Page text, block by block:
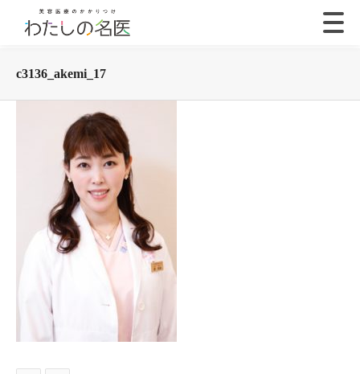
c3136_akemi_17